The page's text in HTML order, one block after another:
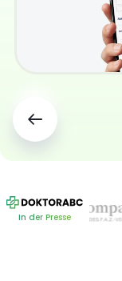
In der Presse